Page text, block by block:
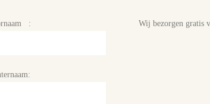
: Wij bezorgen gratis